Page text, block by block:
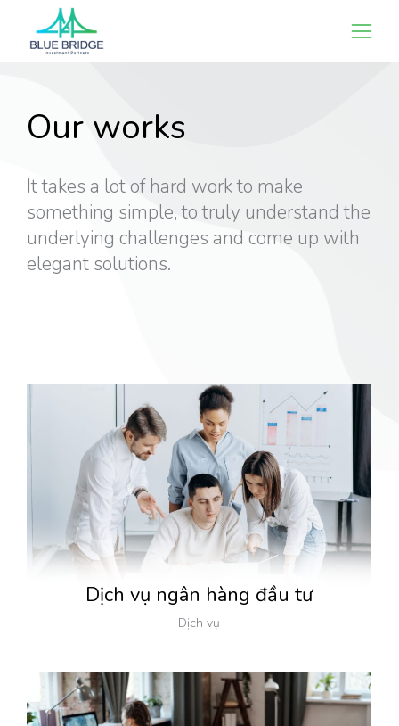
Our works
It takes a lot of hard work to make
something simple, to truly understand the
underlying challenges and come up with
elegant solutions.
Dịch vụ ngân hàng đầu tư
Dịch vụ